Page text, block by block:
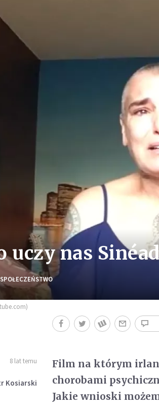
uczy nas
8 lat temu
Kosiarski
Film na którym
chorobami
Jakie wnioski